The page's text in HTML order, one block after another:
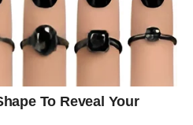
koja je jedva čekala slavlje.
su roditelji počeli malo
mišljenju nije bilo